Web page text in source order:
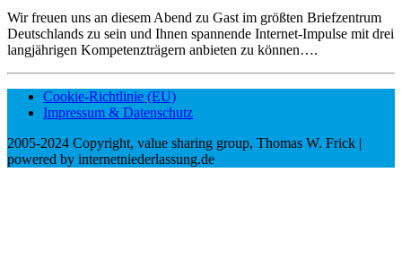
Wir freuen uns an diesem Abend zu Gast im größten Briefzentrum
Deutschlands zu sein und Ihnen spannende Internet-Impulse mit drei
langjährigen Kompetenzträgern anbieten zu können….
Cookie-Richtlinie (EU)
Impressum & Datenschutz
2005-2024 Copyright, value sharing group, Thomas W. Frick |
powered by internetniederlassung.de